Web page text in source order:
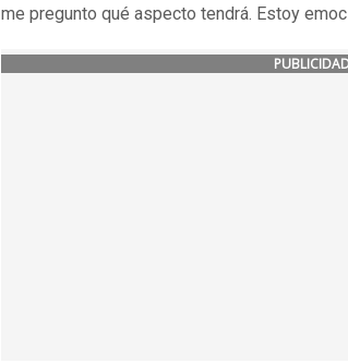
me pregunto qué aspecto tendrá. Estoy